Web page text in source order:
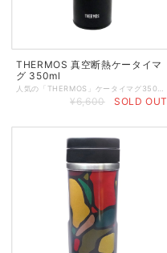
THERMOS 真空断熱ケータイマ
グ 350ml
¥6,600 SOLD OUT